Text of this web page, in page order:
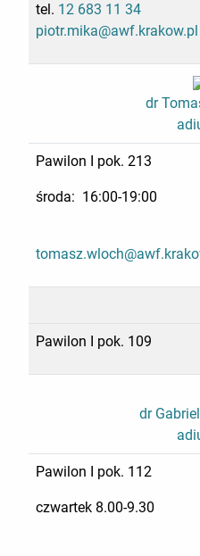
tel. 12 683 11 34
piotr.mika@awf.krakow.pl
dr
Pawilon I pok. 213
środa: 16:00-19:00
Pawilon I pok. 109
dr
Pawilon I pok. 112
czwartek 8.00-9.30